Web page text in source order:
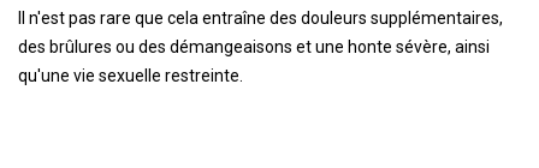
Il n'est pas rare que cela entraîne des douleurs supplémentaires,
des brûlures ou des démangeaisons et une honte sévère, ainsi
qu'une vie sexuelle restreinte.